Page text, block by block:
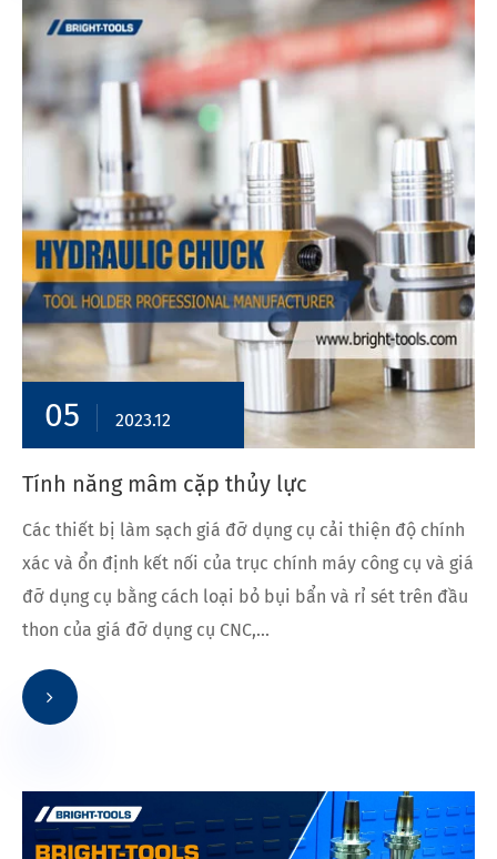
05 2023.12
Tính năng mâm cặp thủy lực
Các thiết bị làm sạch giá đỡ dụng cụ cải thiện độ chính
xác và ổn định kết nối của trục chính máy công cụ và giá
đỡ dụng cụ bằng cách loại bỏ bụi bẩn và rỉ sét trên đầu
thon của giá đỡ dụng cụ CNC,...